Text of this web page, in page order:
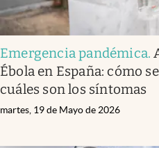
Emergencia pandémica.
Ébola en España: cómo
cuáles son los síntomas
martes, 19 de Mayo de 2026